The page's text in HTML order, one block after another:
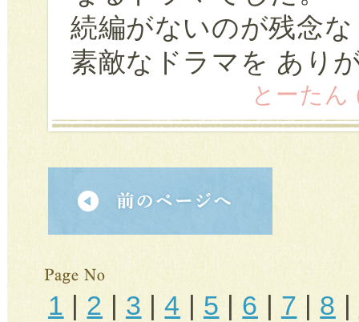
続編がないのが残念
素敵なドラマを あり
とーた
1|2 | 3 |4 | 5| 6 | 7 | 8 |